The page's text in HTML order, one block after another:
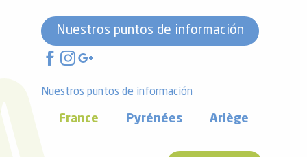
Nuestros puntos de información
Nuestros puntos de información
France Pyrénées Ariège